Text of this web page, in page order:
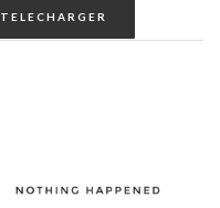
TELECHARGER